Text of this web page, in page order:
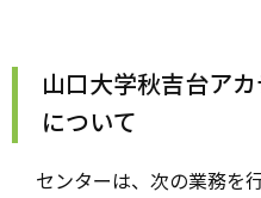
山口大学秋吉台ア
について
センターは、次の業務を